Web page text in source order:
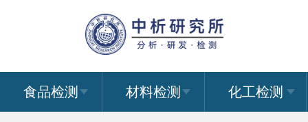
食品检测 材料检测 化工检测